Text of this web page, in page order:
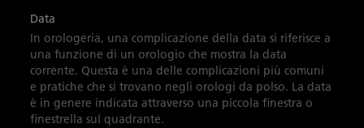
Data
In orologeria, una complicazione della data si riferisce a
una funzione di un orologio che mostra la data
corrente. Questa è una delle complicazioni più comuni
e pratiche che si trovano negli orologi da polso. La data
è in genere indicata attraverso una piccola finestra o
finestrella sul quadrante.